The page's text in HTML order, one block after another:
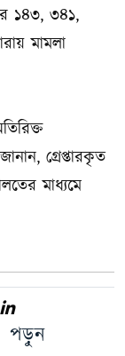
১৪৩, ৩৪১,
মামলা
গ্রেপ্তারকৃত
মাধ্যমে
পড়ুন